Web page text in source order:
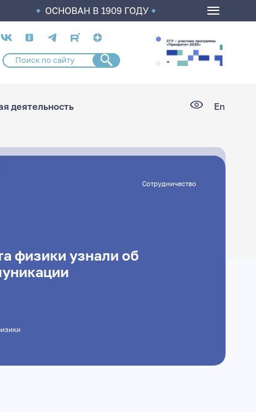
ОСНОВАН В 1909 ГОДУ
Социальные
сети
деятельность En
Сотрудничество
физики узнали об